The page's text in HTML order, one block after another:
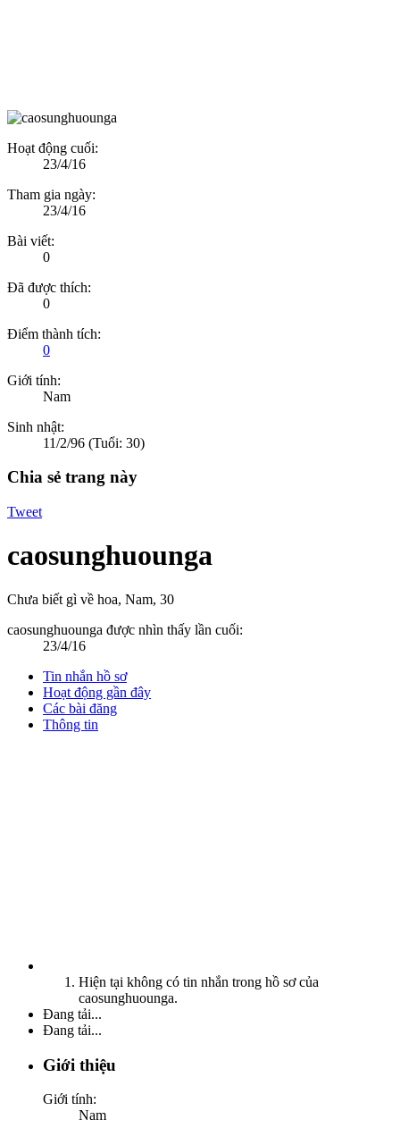
Hoạt động cuối:
23/4/16
Tham gia ngày:
23/4/16
Bài viết:
0
Đã được thích:
0
Điểm thành tích:
0
Giới tính:
Nam
Sinh nhật:
11/2/96 (Tuổi: 30)
Chia sẻ trang này
Tweet
caosunghuounga
Chưa biết gì về hoa, Nam, 30
caosunghuounga được nhìn thấy lần cuối:
23/4/16
Tin nhắn hồ sơ
Hoạt động gần đây
Các bài đăng
Thông tin
Hiện tại không có tin nhắn trong hồ sơ của
caosunghuounga.
Đang tải...
Đang tải...
Giới thiệu
Giới tính:
Nam